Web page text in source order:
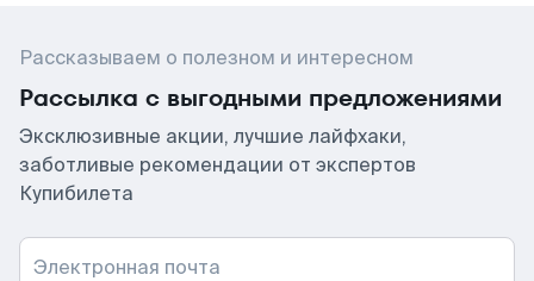
Рассказываем о полезном и интересном
Рассылка с выгодными предложениями
Эксклюзивные акции, лучшие лайфхаки,
заботливые рекомендации от экспертов
Купибилета
Электронная почта